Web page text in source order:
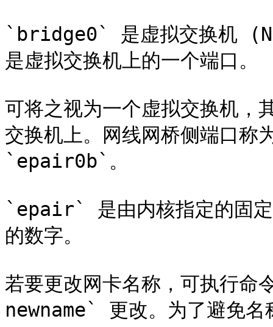
`bridge0` 是虚拟交换机
是虚拟交换机上的一个端口。
可将之视为一个虚拟交换机，
交换机上。网线网桥侧端口
`epair0b`。
`epair` 是由内核指定的固定
的数字。
若要更改网卡名称，可执
newname` 更改。为了避免名